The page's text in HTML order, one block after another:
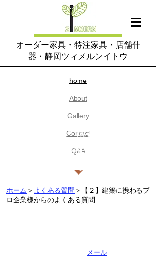
オーダー家具・特注家具・店舗什
器・静岡ツィメルンイトウ
home​
About
​Gallery
Contact
​Q&A
【2】建築に携わるプロ企
業様からの特注家具に関
するよくある質問
ホーム ＞ よくある質問 ＞【２】建築に携わるプ
ロ企業様からのよくある質問
メール